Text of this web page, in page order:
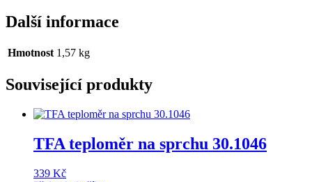
Další informace
Hmotnost 1,57 kg
Související produkty
TFA teploměr na sprchu 30.1046
339 Kč